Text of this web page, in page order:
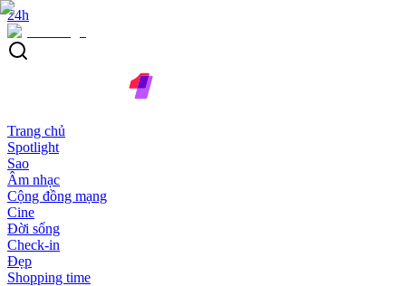
24h
Trang chủ
Spotlight
Sao
Âm nhạc
Cộng đồng mạng
Cine
Đời sống
Check-in
Đẹp
Shopping time